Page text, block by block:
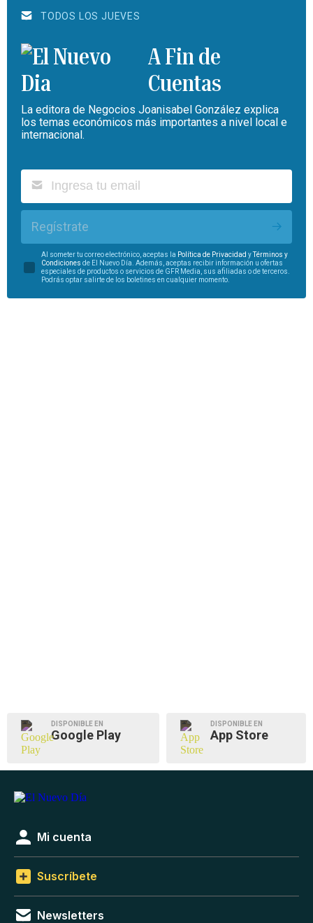
TODOS LOS JUEVES
A Fin de
Cuentas
La editora de Negocios Joanisabel González explica
los temas económicos más importantes a nivel local e
internacional.
Regístrate
Al someter tu correo electrónico, aceptas la Política de Privacidad yTérminos y
Condiciones de El Nuevo Día. Además, aceptas recibir información u ofertas
especiales de productos o servicios de GFR Media, sus afiliadas o de terceros.
Podrás optar salirte de los boletines en cualquier momento.
DISPONIBLE EN
Google Play
DISPONIBLE EN
App Store
Mi cuenta
Suscríbete
Newsletters